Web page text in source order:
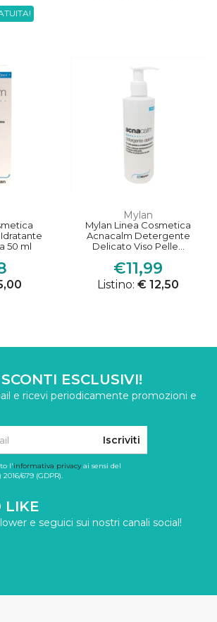
50 ml
Mylan
Mylan Linea Cosmetica
Acnacalm Detergente
Delicato Viso Pelle...
€11,99
Listino: € 12,50
ESCLUSIVI!
e ricevi periodicamente promozioni e
Iscriviti
l'informativa privacyai sensi del
679 (GDPR).
LIKE
e seguici sui nostri canali social!